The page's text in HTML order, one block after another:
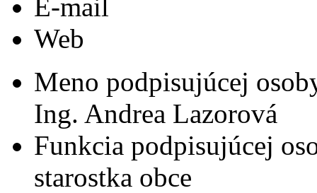
E-mail
Web
Meno podpisujúcej
Ing. Andrea Lazorová
Funkcia podpisujúcej
starostka obce